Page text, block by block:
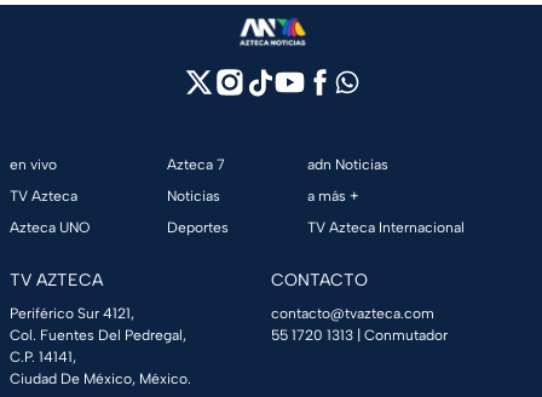
en vivo
TV Azteca
Azteca UNO
Azteca 7
Noticias
Deportes
adn Noticias
a más +
TV Azteca Internacional
TV AZTECA
Periférico Sur 4121,
Col. Fuentes Del Pedregal,
C.P. 14141,
Ciudad De México, México.
CONTACTO
contacto@tvazteca.com
55 1720 1313 | Conmutador